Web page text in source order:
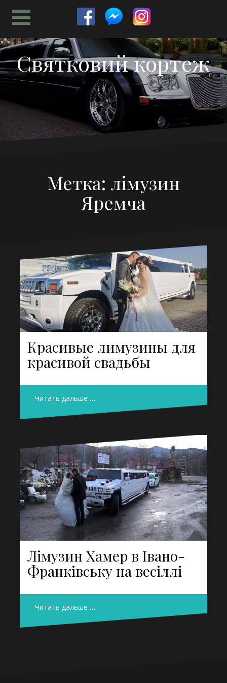
содержимому
Святковий кортеж
Метка: лімузин
Яремча
Красивые лимузины для
красивой свадьбы
Читать дальше …
Лімузин Хамер в Івано-
Франківську на весіллі
Читать дальше …